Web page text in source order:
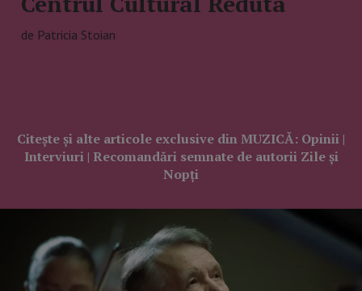
de Patricia Stoian
Citește și alte articole exclusive din MUZICĂ: Opinii |
Interviuri | Recomandări semnate de autorii Zile și
Nopți